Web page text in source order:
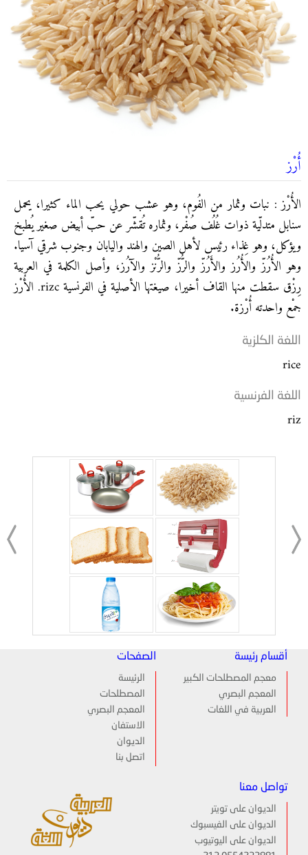
أُرْز
الأُرْز : نبات وثمار من الفُوم، وهو عشب حولي يحب الماء كثيرا، يحمل
سنابل متدلّية ذوات غُلُف صُفْر، وثماره تُقشّر عن حبّ أبيض صغير يُطبخ
ويؤكل، وهو غِذاء رئيس لأهل الصين والهند واليابان وجنوب شرقي آسيا.
وهو الأُرُزّ والأُرُز والأَرُزّ والرُّزّ والرُّنْز والآرُز، وأصل الكلمة في العربية
رِزْق سقطت منها القاف أخيرا، صيغتها الأصلية في الفرنسية rizc. الأُرْز
جمْع واحدته أُرْزة.
اللغة الكلزية
rice
اللغة الفرنسية
riz
أقسام رئيسة
معجم المصطلحات الكبير
المعجم البصري
العربية في اللغات
الصفحات
الرئيسة
المصطلحات
المعجم البصري
الاستفان
الديوان
اتصل بنا
تواصل معنا
الديوان على تويتر
الديوان على الفيسبوك
الديوان على اليوتيوب